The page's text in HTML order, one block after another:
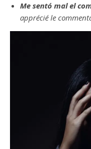
Me sentó mal el
apprécié le